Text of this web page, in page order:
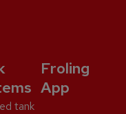
tank
Froling
App